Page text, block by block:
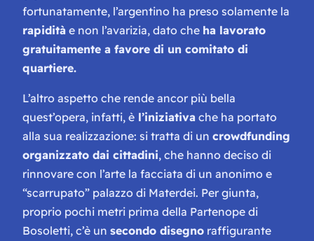
fortunatamente, l’argentino ha preso solamente la
rapidità e non l’avarizia, dato che ha lavorato
gratuitamente a favore di un comitato di
quartiere.
L’altro aspetto che rende ancor più bella
quest’opera, infatti, è l’iniziativa che ha portato
alla sua realizzazione: si tratta di un crowdfunding
organizzato dai cittadini, che hanno deciso di
rinnovare con l’arte la facciata di un anonimo e
“scarrupato” palazzo di Materdei. Per giunta,
proprio pochi metri prima della Partenope di
Bosoletti, c’è un secondo disegno raffigurante